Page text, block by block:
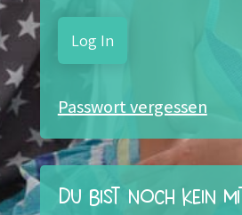
Passwort vergessen
Du bist noch kein